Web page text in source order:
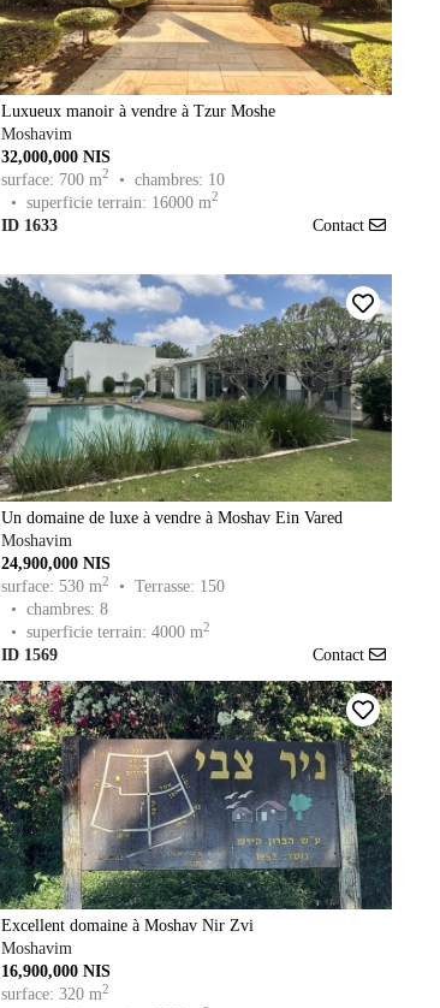
Luxueux manoir à vendre à Tzur Moshe
Moshavim
32,000,000 NIS
surface: 700 m2
• chambres: 10
• superficie terrain: 16000 m2
ID 1633 Contact
Un domaine de luxe à vendre à Moshav Ein Vared
Moshavim
24,900,000 NIS
surface: 530 m2
• Terrasse: 150
• chambres: 8
• superficie terrain: 4000 m2
ID 1569 Contact
Excellent domaine à Moshav Nir Zvi
Moshavim
16,900,000 NIS
surface: 320 m2